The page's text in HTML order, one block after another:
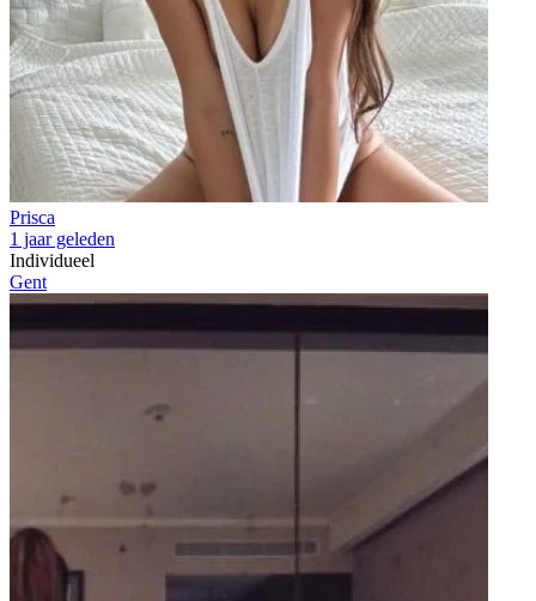
Prisca
1 jaar geleden
Individueel
Gent